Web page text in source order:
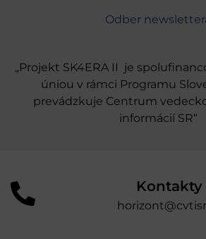
Odber
„Projekt SK4ERA II je
úniou v rámci Programu
prevádzkuje Centrum
informácií SR“
Kontakty